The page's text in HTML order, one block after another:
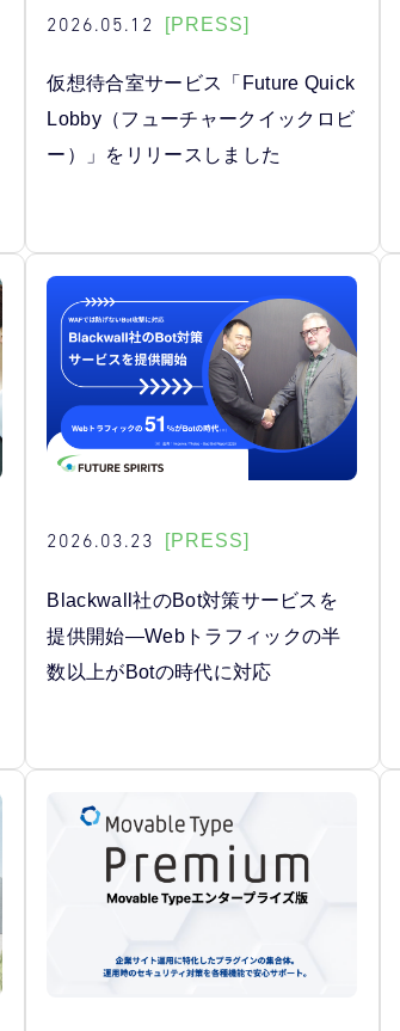
2026.05.12 [PRESS]
仮想待合室サービス「Future Quick
Lobby（フューチャークイックロビ
ー）」をリリースしました
2026.03.23 [PRESS]
Blackwall社のBot対策サービスを
提供開始―Webトラフィックの半
数以上がBotの時代に対応